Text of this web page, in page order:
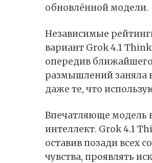
обновлённой модели.
Независимые
вариант Grok 4.1
опередив
размышлений заняла
даже те, что
Впечатляюще модель
интеллект. Grok 4.1
оставив позади всех
чувства, проявлять